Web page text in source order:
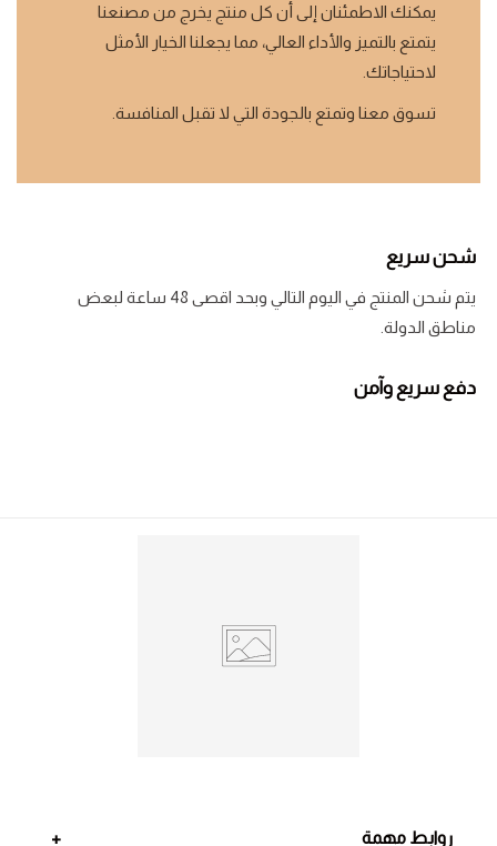
يمكنك الاطمئنان إلى أن كل منتج يخرج من مصنعنا
يتمتع بالتميز والأداء العالي، مما يجعلنا الخيار الأمثل
لاحتياجاتك.
تسوق معنا وتمتع بالجودة التي لا تقبل المنافسة.
شحن سريع
يتم شحن المنتج في اليوم التالي وبحد اقصى 48 ساعة لبعض
مناطق الدولة.
دفع سريع وآمن
روابط مهمة